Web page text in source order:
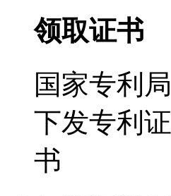
领取证书
国家专利局
下发专利证
书